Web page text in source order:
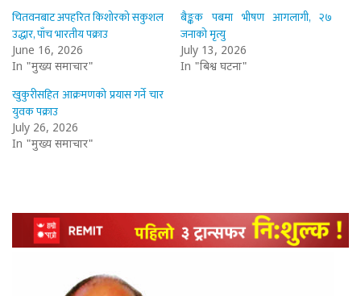
चितवनबाट अपहरित किशोरको सकुशल
उद्धार, पाँच भारतीय पक्राउ
June 16, 2026
In "मुख्य समाचार"
बैङ्कक पबमा भीषण आगलागी, २७
जनाको मृत्यु
July 13, 2026
In "बिश्व घटना"
खुकुरीसहित आक्रमणको प्रयास गर्ने चार
युवक पक्राउ
July 26, 2026
In "मुख्य समाचार"